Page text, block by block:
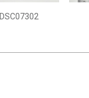
DSC07302